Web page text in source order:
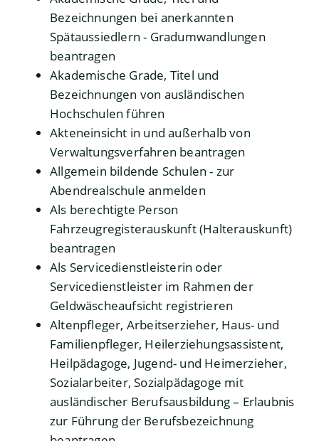
Bezeichnungen bei anerkannten
Spätaussiedlern - Gradumwandlungen
beantragen
Akademische Grade, Titel und
Bezeichnungen von ausländischen
Hochschulen führen
Akteneinsicht in und außerhalb von
Verwaltungsverfahren beantragen
Allgemein bildende Schulen - zur
Abendrealschule anmelden
Als berechtigte Person
Fahrzeugregisterauskunft (Halterauskunft)
beantragen
Als Servicedienstleisterin oder
Servicedienstleister im Rahmen der
Geldwäscheaufsicht registrieren
Altenpfleger, Arbeitserzieher, Haus- und
Familienpfleger, Heilerziehungsassistent,
Heilpädagoge, Jugend- und Heimerzieher,
Sozialarbeiter, Sozialpädagoge mit
ausländischer Berufsausbildung – Erlaubnis
zur Führung der Berufsbezeichnung